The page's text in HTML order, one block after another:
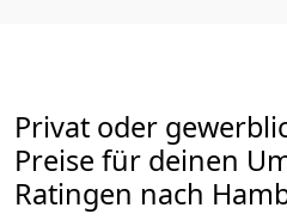
Privat oder
Preise für deinen
Ratingen nach